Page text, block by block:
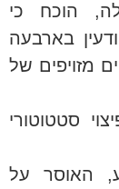
הוכח כי
בארבעה
מזויפים של
סטטוטורי
האוסר על